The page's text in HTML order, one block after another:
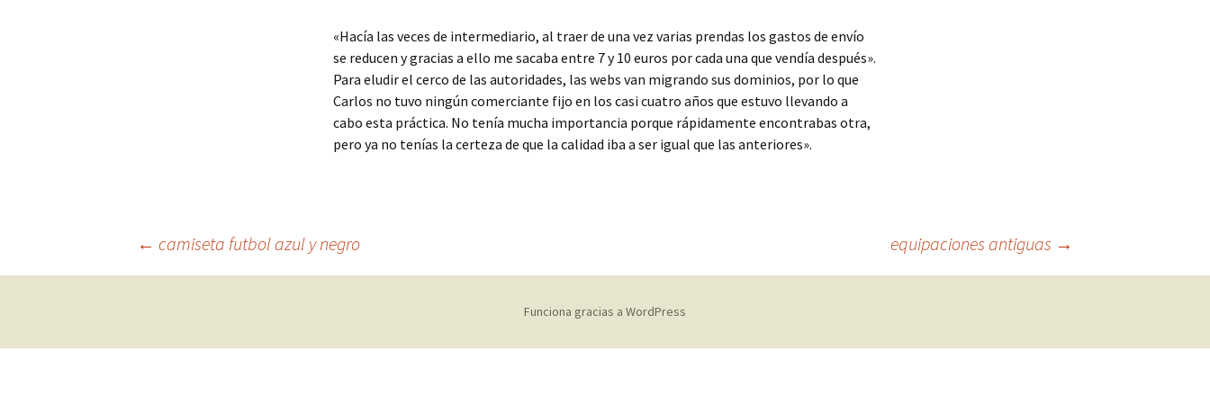
«Hacía las veces de intermediario, al traer de una vez varias prendas los gastos de envío
se reducen y gracias a ello me sacaba entre 7 y 10 euros por cada una que vendía después».
Para eludir el cerco de las autoridades, las webs van migrando sus dominios, por lo que
Carlos no tuvo ningún comerciante fijo en los casi cuatro años que estuvo llevando a
cabo esta práctica. No tenía mucha importancia porque rápidamente encontrabas otra,
pero ya no tenías la certeza de que la calidad iba a ser igual que las anteriores».
Navegación
← camiseta futbol azul y negro equipaciones antiguas →
Funciona gracias a WordPress